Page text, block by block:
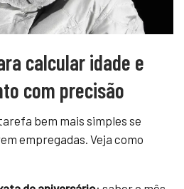
calcular idade e
com precisão
bem mais simples se
empregadas. Veja como